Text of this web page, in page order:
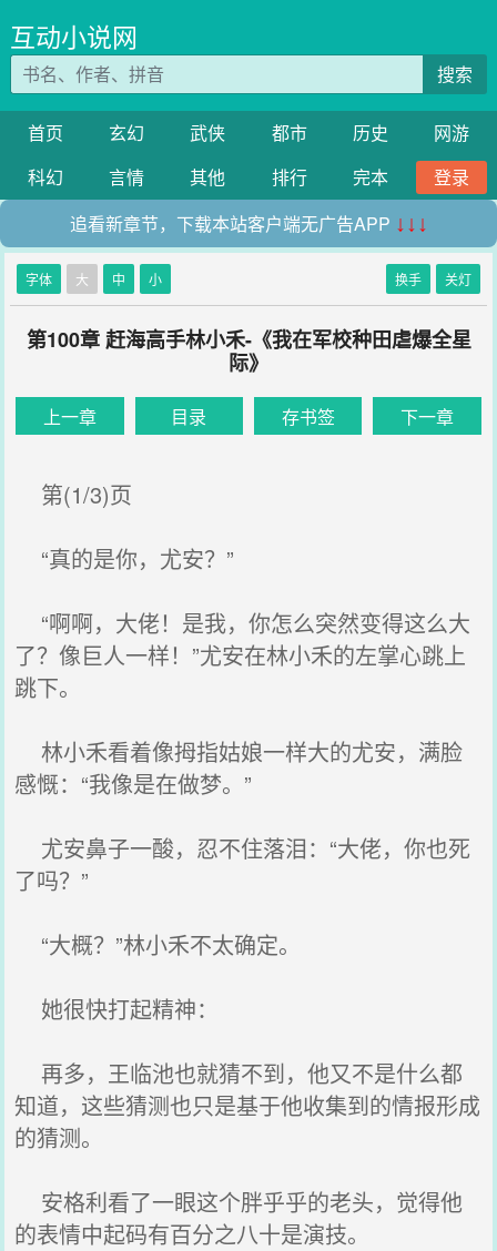
互动小说网
搜索
首页 玄幻 武侠 都市 历史
网游
科幻
言情 其他 排行 完本
登录
追看新章节，下载本站客户端无广告APP ↓↓↓
字体 大 中 小 换手 关灯
第100章 赶海高手林小禾-《我在军校种田虐爆全星
际》
上一章 目录 存书签 下一章
第(1/3)页
“真的是你，尤安？”
“啊啊，大佬！是我，你怎么突然变得这么大
了？像巨人一样！”尤安在林小禾的左掌心跳上
跳下。
林小禾看着像拇指姑娘一样大的尤安，满脸
感慨：“我像是在做梦。”
尤安鼻子一酸，忍不住落泪：“大佬，你也死
了吗？”
“大概？”林小禾不太确定。
她很快打起精神：
再多，王临池也就猜不到，他又不是什么都
知道，这些猜测也只是基于他收集到的情报形成
的猜测。
安格利看了一眼这个胖乎乎的老头，觉得他
的表情中起码有百分之八十是演技。